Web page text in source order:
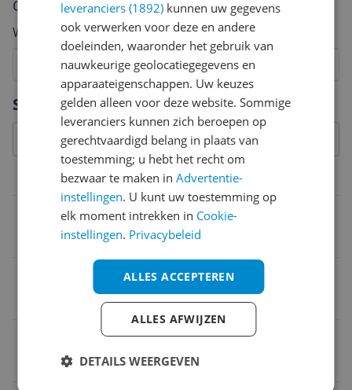
Specificaties
Belangrijkste kenmerken
Reinigt ondergronden
Harde vloeren
Inclusief kruimelzuiger
Type apparaat
Steelstofzuiger
Cijfer
Welk cijfer geef jij dit product?
8
7
6
5
4
3
2
Vraag 1 van 4
leveranciers (1892) kunnen uw gegevens
ook verwerken voor deze en andere
doeleinden, waaronder het gebruik van
nauwkeurige geolocatiegegevens en
apparaateigenschappen. Uw keuzes
gelden alleen voor deze website. Sommige
leveranciers kunnen zich beroepen op
gerechtvaardigd belang in plaats van
toestemming; u hebt het recht om
bezwaar te maken inAdvertentie-
instellingen. U kunt uw toestemming op
elk moment intrekken in Cookie-
instellingen. Privacybeleid
ALLES ACCEPTEREN
ALLES AFWIJZEN
DETAILS WEERGEVEN